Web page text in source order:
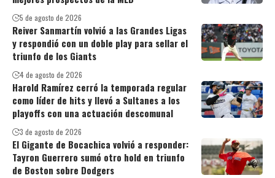
5 de agosto de 2026
Reiver Sanmartín volvió a las Grandes Ligas
y respondió con un doble play para sellar el
triunfo de los Giants
4 de agosto de 2026
Harold Ramírez cerró la temporada regular
como líder de hits y llevó a Sultanes a los
playoffs con una actuación descomunal
3 de agosto de 2026
El Gigante de Bocachica volvió a responder:
Tayron Guerrero sumó otro hold en triunfo
de Boston sobre Dodgers